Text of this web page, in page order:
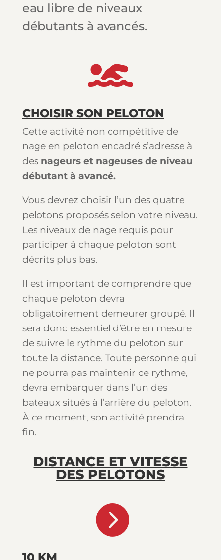
eau libre de niveaux
débutants à avancés.

CHOISIR SON PELOTON
Cette activité non compétitive de
nage en peloton encadré s’adresse à
des nageurs et nageuses de niveau
débutant à avancé.
Vous devrez choisir l’un des quatre
pelotons proposés selon votre niveau.
Les niveaux de nage requis pour
participer à chaque peloton sont
décrits plus bas.
Il est important de comprendre que
chaque peloton devra
obligatoirement demeurer groupé. Il
sera donc essentiel d’être en mesure
de suivre le rythme du peloton sur
toute la distance. Toute personne qui
ne pourra pas maintenir ce rythme,
devra embarquer dans l’un des
bateaux situés à l’arrière du peloton.
À ce moment, son activité prendra
fin.
DISTANCE ET VITESSE
DES PELOTONS

10 KM